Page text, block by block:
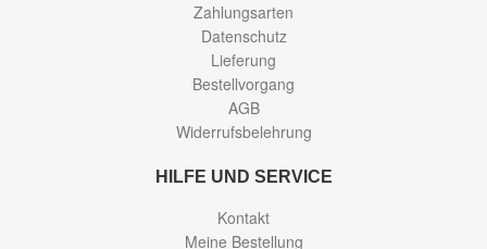
Zahlungsarten
Datenschutz
Lieferung
Bestellvorgang
AGB
Widerrufsbelehrung
HILFE UND SERVICE
Kontakt
Meine Bestellung